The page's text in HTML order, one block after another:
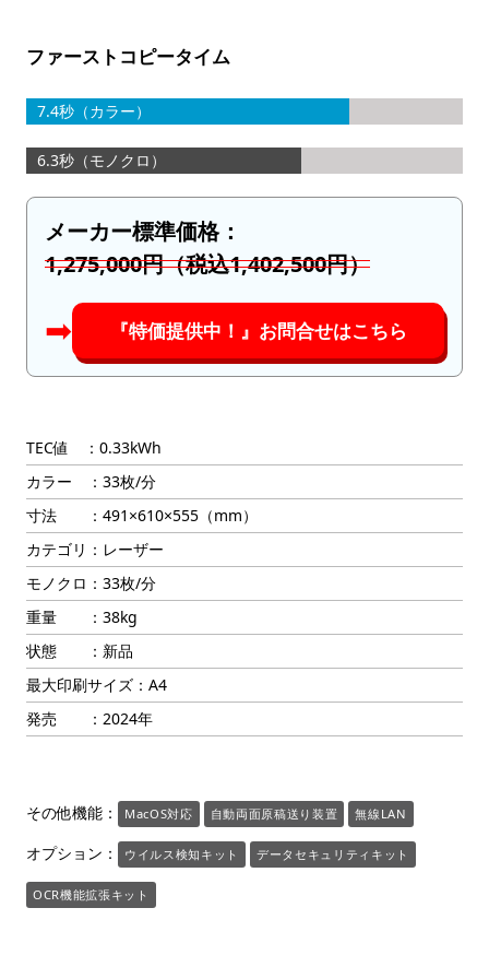
ファーストコピータイム
7.4秒（カラー）
6.3秒（モノクロ）
メーカー標準価格：
1,275,000円（税込1,402,500円）
➡︎ 『特価提供中！』お問合せはこちら
TEC値 ：0.33kWh
カラー ：33枚/分
寸法 ：491×610×555（mm）
カテゴリ：レーザー
モノクロ：33枚/分
重量 ：38kg
状態 ：新品
最大印刷サイズ：A4
発売 ：2024年
その他機能： MacOS対応 自動両面原稿送り装置 無線LAN
オプション： ウイルス検知キット データセキュリティキット
OCR機能拡張キット